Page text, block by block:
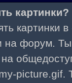
картинки?
картинки
на форум.
на
picture.gif.